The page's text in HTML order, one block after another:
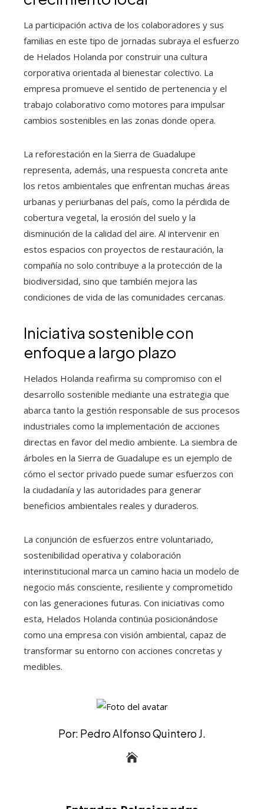
La participación activa de los colaboradores y sus
familias en este tipo de jornadas subraya el esfuerzo
de Helados Holanda por construir una cultura
corporativa orientada al bienestar colectivo. La
empresa promueve el sentido de pertenencia y el
trabajo colaborativo como motores para impulsar
cambios sostenibles en las zonas donde opera.
La reforestación en la Sierra de Guadalupe
representa, además, una respuesta concreta ante
los retos ambientales que enfrentan muchas áreas
urbanas y periurbanas del país, como la pérdida de
cobertura vegetal, la erosión del suelo y la
disminución de la calidad del aire. Al intervenir en
estos espacios con proyectos de restauración, la
compañía no solo contribuye a la protección de la
biodiversidad, sino que también mejora las
condiciones de vida de las comunidades cercanas.
Iniciativa sostenible con
enfoque a largo plazo
Helados Holanda reafirma su compromiso con el
desarrollo sostenible mediante una estrategia que
abarca tanto la gestión responsable de sus procesos
industriales como la implementación de acciones
directas en favor del medio ambiente. La siembra de
árboles en la Sierra de Guadalupe es un ejemplo de
cómo el sector privado puede sumar esfuerzos con
la ciudadanía y las autoridades para generar
beneficios ambientales reales y duraderos.
La conjunción de esfuerzos entre voluntariado,
sostenibilidad operativa y colaboración
interinstitucional marca un camino hacia un modelo de
negocio más consciente, resiliente y comprometido
con las generaciones futuras. Con iniciativas como
esta, Helados Holanda continúa posicionándose
como una empresa con visión ambiental, capaz de
transformar su entorno con acciones concretas y
medibles.
Por: Pedro Alfonso Quintero J.